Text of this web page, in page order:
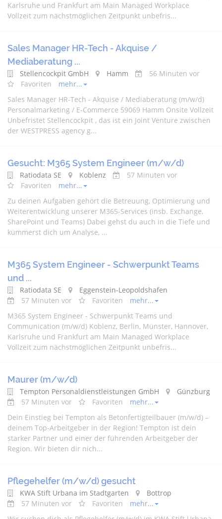
Karlsruhe und Frankfurt am Main Managed Workplace
Vollzeit zum nächstmöglichen Zeitpunkt unbefris...
Sales Manager HR-Tech - Akquise /
Mediaberatung ...
Stellencockpit GmbH Hamm
56 Minuten vor
Favoriten
mehr...
Sales Manager HR-Tech - Akquise / Mediaberatung (m/w/d)
Personalmarketing / E-Commerce 59069 Hamm Onsite Vollzeit
Unbefristet Stellencockpit , das ist ein Joint Venture zwischen
der WESTPRESS agency g...
Gesucht: M365 System Engineer (m/w/d)
Ratiodata SE Koblenz
57 Minuten vor
Favoriten
mehr...
Zu deinen Aufgaben gehört die Betreuung, Optimierung und
Weiterentwicklung unserer M365-Services (insb. Exchange,
SharePoint und Teams) Dabei gehst du auch in die Tiefe und
kümmerst dich um Analyse, ...
M365 System Engineer - Schwerpunkt Teams
und ...
Ratiodata SE
Eggenstein-Leopoldshafen
57 Minuten vor
Favoriten
mehr...
M365 System Engineer - Schwerpunkt Teams und
Communication (m/w/d) Koblenz, Berlin, Münster, Hannover,
Karlsruhe und Frankfurt am Main Managed Workplace
Vollzeit zum nächstmöglichen Zeitpunkt unbefris...
Maurer (m/w/d)
Tempton Personaldienstleistungen GmbH
Günzburg
57 Minuten vor
Favoriten
mehr...
Dein Einstieg bei Tempton als Betonfertigteilbauer (m/w/d) –
deinem Top-Arbeitgeber in der Region! Tempton ist dein
starker Partner und einer der führenden Arbeitgeber der
Region. Wir bieten dir nich...
Pflegehelfer (m/w/d) gesucht
KWA Stift Urbana im Stadtgarten
Bottrop
57 Minuten vor
Favoriten
mehr...